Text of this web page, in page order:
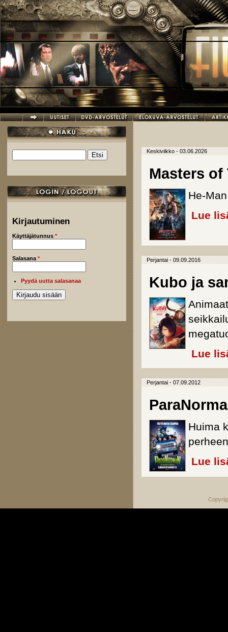
Hyppää pääsisältöön
Hakulomake
Kirjautuminen
Käyttäjätunnus *
Salasana *
Pyydä uutta salasanaa
Keskiviikko - 03.06.2026
Masters of
He-
Lue
Perjantai - 09.09.2016
Kubo ja
Lue
Perjantai - 07.09.2012
Huima
Lue